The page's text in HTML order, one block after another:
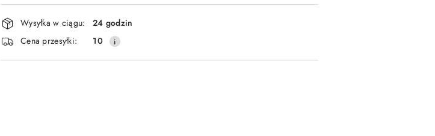
Dostępność
i
dostawa
Wysyłka w ciągu:
24 godzin
Cena przesyłki:
10